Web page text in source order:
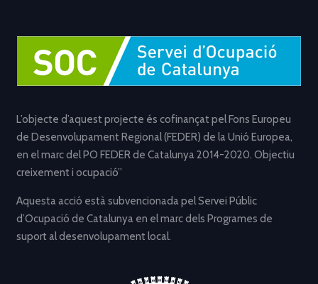
L’objecte d’aquest projecte és cofinançat pel Fons Europeu
de Desenvolupament Regional (FEDER) de la Unió Europea,
en el marc del PO FEDER de Catalunya 2014-2020. Objectiu
creixement i ocupació”
Aquesta acció està subvencionada pel Servei Públic
d’Ocupació de Catalunya en el marc dels Programes de
suport al desenvolupament local.